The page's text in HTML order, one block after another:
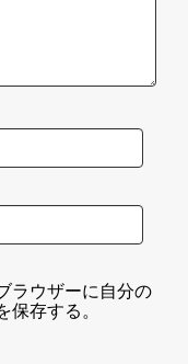
ラウザーに自分の
保存する。